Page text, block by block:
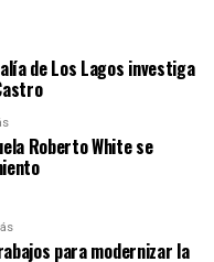
de Los Lagos investiga
Roberto White se
para modernizar la